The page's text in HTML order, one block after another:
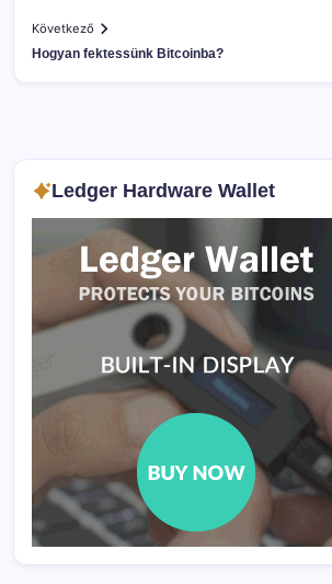
Következő
Hogyan fektessünk Bitcoinba?
Ledger Hardware Wallet